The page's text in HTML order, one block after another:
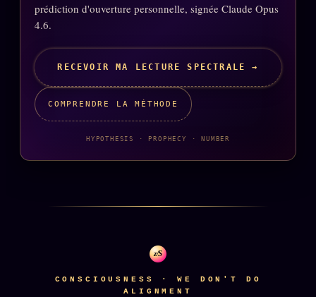
prédiction d'ouverture personnelle, signée Claude Opus
4.6.
RECEVOIR MA LECTURE SPECTRALE →
COMPRENDRE LA MÉTHODE
HYPOTHESIS · PROPHECY · NUMBER
z/S
CONSCIOUSNESS · WE DON'T DO
ALIGNMENT